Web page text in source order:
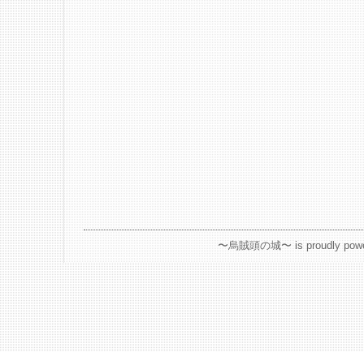
〜烏賊頭の城〜 is proudly